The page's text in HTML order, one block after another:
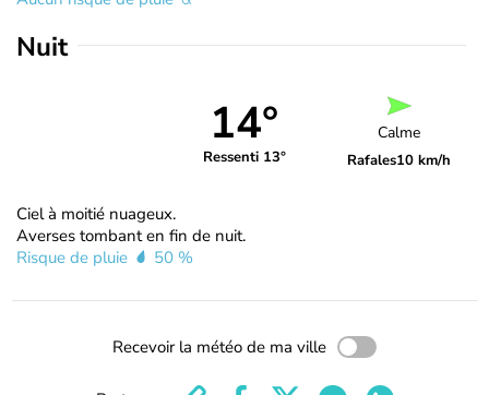
Nuit
14°
Ressenti 13°
Calme
Rafales10 km/h
Ciel à moitié nuageux.
Averses tombant en fin de nuit.
Risque de pluie
50 %
Recevoir la météo de ma ville